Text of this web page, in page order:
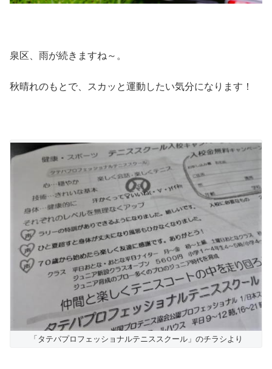
泉区、雨が続きますね～。
秋晴れのもとで、スカッと運動したい気分になります！
「タテバプロフェッショナルテニススクール」のチラシより